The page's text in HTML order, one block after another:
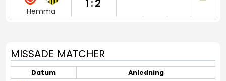
Hemma
1:2
MISSADE MATCHER
Datum Anledning